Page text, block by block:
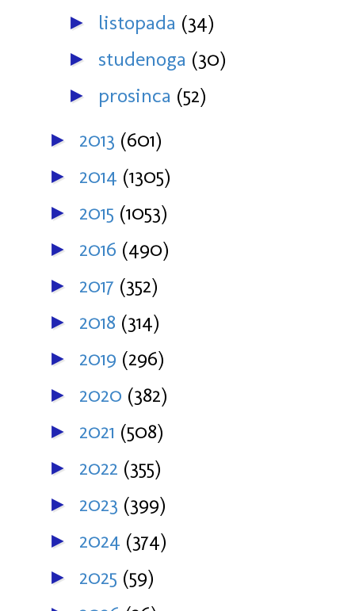
► listopada (34)
► studenoga (30)
► prosinca (52)
► 2013 (601)
► 2014 (1305)
► 2015 (1053)
► 2016 (490)
► 2017 (352)
► 2018 (314)
► 2019 (296)
► 2020 (382)
► 2021 (508)
► 2022 (355)
► 2023 (399)
► 2024 (374)
► 2025 (59)